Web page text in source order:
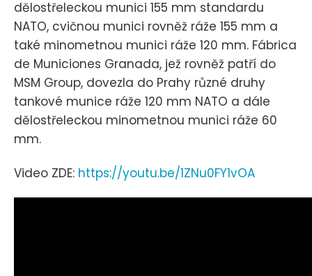
dělostřeleckou munici 155 mm standardu
NATO, cvičnou munici rovněž ráže 155 mm a
také minometnou munici ráže 120 mm. Fábrica
de Municiones Granada, jež rovněž patří do
MSM Group, dovezla do Prahy různé druhy
tankové munice ráže 120 mm NATO a dále
dělostřeleckou minometnou munici ráže 60
mm.
Video ZDE: https://youtu.be/1ZNu0FY1vOA